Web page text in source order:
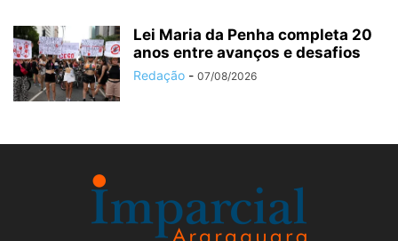
Lei Maria da Penha completa 20
anos entre avanços e desafios
Redação - 07/08/2026